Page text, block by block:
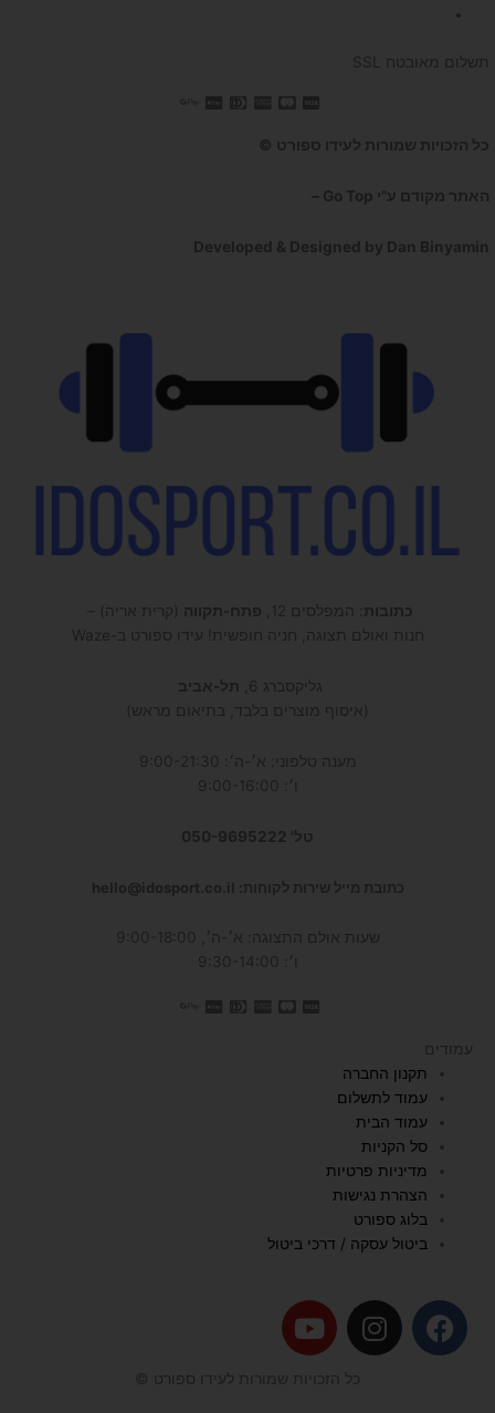
תשלום מאובטח SSL
כל הזכויות שמורות לעידו ספורט ©
האתר מקודם ע"י Go Top –
Developed & Designed by Dan Binyamin
כתובות : המפלסים 12, פתח-תקווה (קרית אריה) –
חנות ואולם תצוגה, חניה חופשית! עידו ספורט ב-Waze
גליקסברג 6,
תל-אביב
(איסוף מוצרים בלבד, בתיאום מראש)
מענה טלפוני: א׳-ה׳: 9:00-21:30
טל' 050-9695222
כתובת מייל שירות לקוחות: hello@idosport.co.il
שעות אולם התצוגה: א׳-ה׳, 9:00-18:00
עמודים
תקנון החברה
עמוד לתשלום
עמוד הבית
סל הקניות
מדיניות פרטיות
הצהרת נגישות
בלוג ספורט
ביטול עסקה / דרכי ביטול
F
a
I
n
Y
o
u
כל הזכויות שמורות לעידו ספורט ©